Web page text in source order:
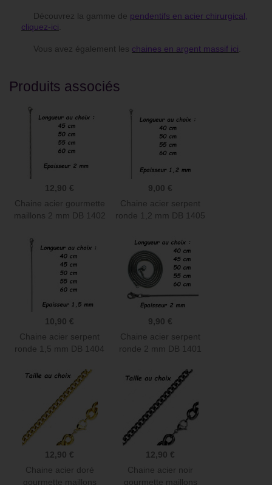
Découvrez la gamme de pendentifs en acier chirurgical,
cliquez-ici
Vous avez également les chaines en argent massif ici
Produits associés
12,90 €
Chaine acier gourmette
maillons 2 mm DB 1402
9,00 €
Chaine acier serpent
ronde 1,2 mm DB 1405
10,90 €
Chaine acier serpent
ronde 1,5 mm DB 1404
9,90 €
Chaine acier serpent
ronde 2 mm DB 1401
12,90 €
Chaine acier doré
gourmette maillons
12,90 €
Chaine acier noir
gourmette maillons